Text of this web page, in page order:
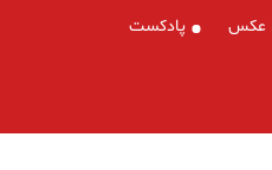
عکس پادکست